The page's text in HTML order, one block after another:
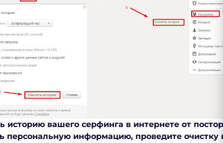
историю вашего серфинга в интернете от
персональную информацию, проведите очистку